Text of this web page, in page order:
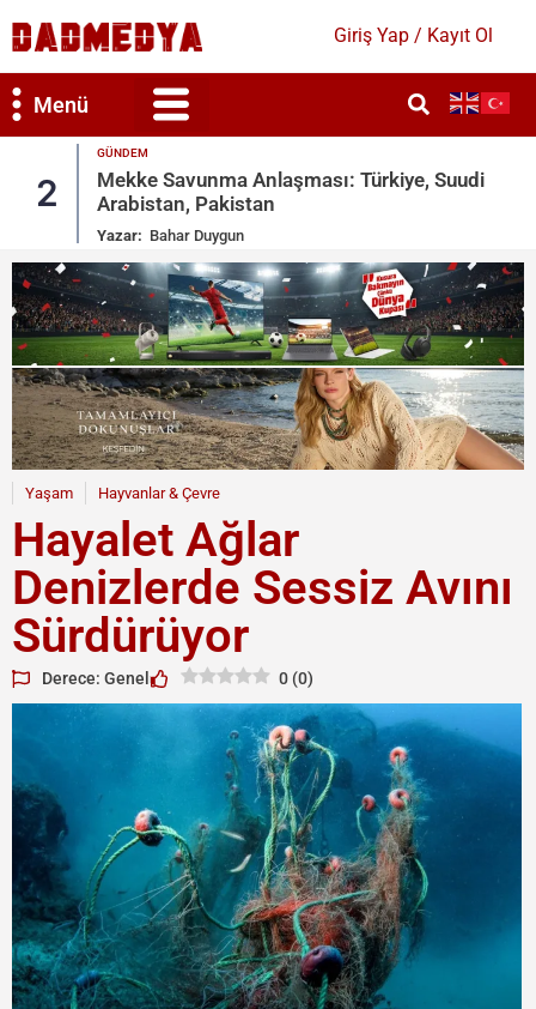
Giriş Yap / Kayıt Ol
Menü
2
GÜNDEM
Mekke Savunma Anlaşması: Türkiye, Suudi
Arabistan, Pakistan
Yazar: Bahar Duygun
Yaşam Hayvanlar & Çevre
Hayalet Ağlar
Denizlerde Sessiz Avını
Sürdürüyor
Derece: Genel 0 (0)